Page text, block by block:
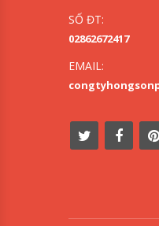
SỐ ĐT:
02862672417
EMAIL:
0918342277